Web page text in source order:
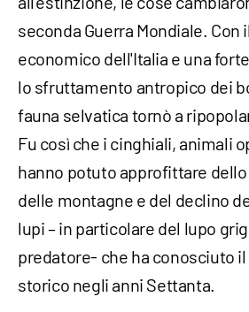
seconda Guerra Mondiale. Con
economico dell'Italia e una
lo sfruttamento antropico dei
fauna selvatica tornò a
Fu così che i cinghiali, animali
hanno potuto approfittare
delle montagne e del declino
lupi – in particolare del lupo
predatore- che ha conosciuto
storico negli anni Settanta.